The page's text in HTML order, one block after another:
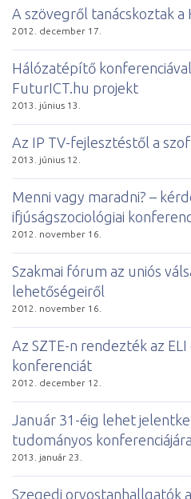
A szövegről tanácskoztak
2012. december 17.
Hálózatépítő
FuturICT.hu projekt
2013. június 13.
Az IP TV-fejlesztéstől a
2013. június 12.
Menni vagy maradni? –
ifjúságszociológiai
2012. november 16.
Szakmai fórum az uniós
lehetőségeiről
2012. november 16.
Az SZTE-n rendezték az
konferenciát
2012. december 12.
Január 31-éig lehet
tudományos konferenciájára
2013. január 23.
Szegedi orvostanhallgatók